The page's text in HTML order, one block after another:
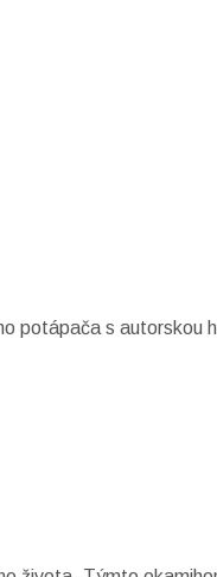
potápača s